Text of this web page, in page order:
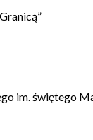
im. świętego